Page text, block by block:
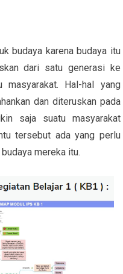
budaya karena budaya itu
dari satu generasi ke
masyarakat. Hal-hal yang
dan diteruskan pada
saja suatu masyarakat
tersebut ada yang perlu
mereka itu.